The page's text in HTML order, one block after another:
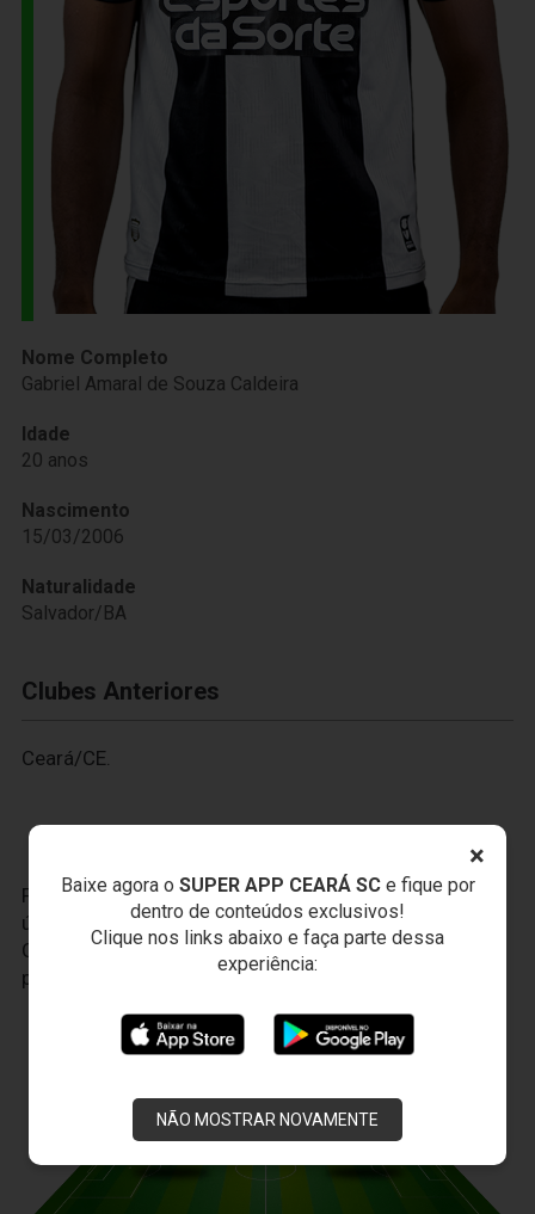
×
Baixe agora o SUPER APP CEARÁ SCe fique por
dentro de conteúdos exclusivos!
Clique nos links abaixo e faça parte dessa
experiência:
NÃO MOSTRAR NOVAMENTE
Nome Completo
Gabriel Amaral de Souza Caldeira
Idade
20 anos
Nascimento
15/03/2006
Naturalidade
Salvador/BA
Clubes Anteriores
Ceará/CE.
Faça seu cadastro noVozaoID.com, é a sua conta
única para todo o universo do Ceará Sporting Club.
Com ela, você terá uma experiência cada vez mais
personalizada.
JOGOS DOVOZÃO